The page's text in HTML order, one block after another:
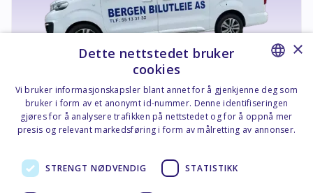
Varebil 6 m3 Man.
Eller tilsvarende
Manuell 2WD
NORWEGIAN
ENGLISH
×
Dette nettstedet bruker
cookies
Vi bruker informasjonskapsler blant annet for å gjenkjenne deg som
bruker i form av et anonymt id-nummer. Denne identifiseringen
gjøres for å analysere trafikken på nettstedet og for å oppnå mer
presis og relevant markedsføring i form av målretting av annonser.
STRENGT NØDVENDIG STATISTIKK